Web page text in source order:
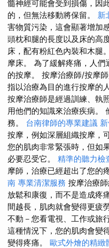
髓神經可能會受到損傷，因
的，但無法移動將保留。 新
害物質污染，這會顯著增加
頭枕和腿的長度以及床的高
床，配有粉紅色內裝和木腿
摩床。 為了緩解疼痛，人
的按摩。 按摩治療師/按摩
指以治療為目的進行按摩的
按摩治療師是經過訓練、執
用他們的知識來治療疾病。
務。 台南律師的專業建議
按摩，例如深層組織按摩，
您的肌肉非常緊張時，但如
必要忍受它。 精準的聽力檢
摩師，治療已經超出了您的
南 專業清潔服務 按摩治療
放鬆和康復，而不是造成疼
間越長，肌肉就會變得更疲
不動－您看電視、工作或旅
這種情況下，您的肌肉會變
變得疼痛。 歐式外燴的精緻